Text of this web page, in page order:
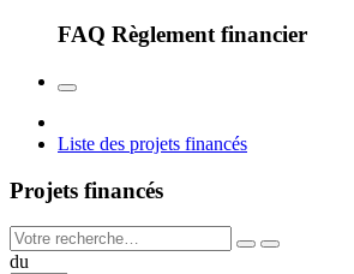
FAQ Règlement financier
Liste des projets financés
Projets financés
du